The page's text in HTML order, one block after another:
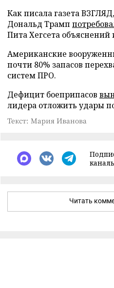
Как писала газета
Дональд Трамп
Пита Хегсета объяснений
Американские
почти 80% запасов
систем ПРО.
Дефицит боеприпасов
лидера отложить удары
Текст: Мария Иванова
Читать